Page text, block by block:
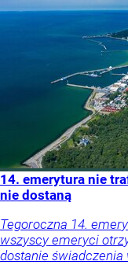
14. emerytura nie
nie dostaną
Tegoroczna 14.
wszyscy emeryci
dostanie świadczenia